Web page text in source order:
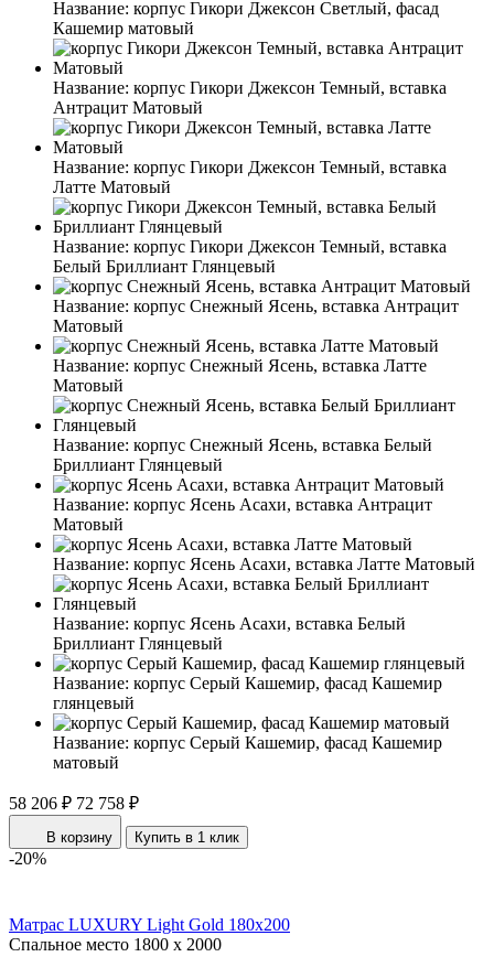
Название: корпус Гикори Джексон Светлый, фасад
Кашемир матовый
Название: корпус Гикори Джексон Темный, вставка
Антрацит Матовый
Название: корпус Гикори Джексон Темный, вставка
Латте Матовый
Название: корпус Гикори Джексон Темный, вставка
Белый Бриллиант Глянцевый
Название: корпус Снежный Ясень, вставка Антрацит
Матовый
Название: корпус Снежный Ясень, вставка Латте
Матовый
Название: корпус Снежный Ясень, вставка Белый
Бриллиант Глянцевый
Название: корпус Ясень Асахи, вставка Антрацит
Матовый
Название: корпус Ясень Асахи, вставка Латте Матовый
Название: корпус Ясень Асахи, вставка Белый
Бриллиант Глянцевый
Название: корпус Серый Кашемир, фасад Кашемир
глянцевый
Название: корпус Серый Кашемир, фасад Кашемир
матовый
58 206 ₽ 72 758 ₽
В корзину Купить в 1 клик
-20%
Матрас LUXURY Light Gold 180x200
Спальное место 1800 x 2000